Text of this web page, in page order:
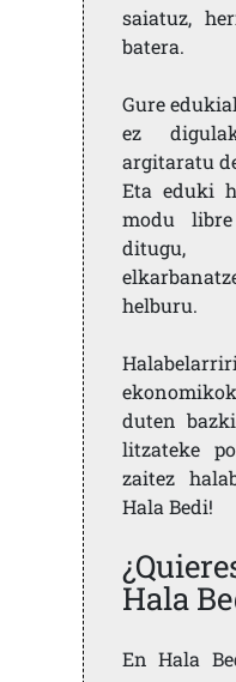
saiatuz,
batera.
Gure
ez
argitaratu
Eta eduki
modu
helburu.
duten
litzateke
zaitez
Hala Bedi!
Hala
En Hala